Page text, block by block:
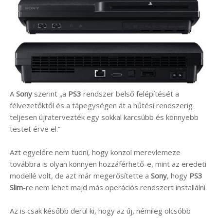
A Sony szerint „a PS3 rendszer belső felépítését a
félvezetőktől és a tápegységen át a hűtési rendszerig
teljesen újratervezték egy sokkal karcsúbb és könnyebb
testet érve el.”
Azt egyelőre nem tudni, hogy konzol merevlemeze
továbbra is olyan könnyen hozzáférhető-e, mint az eredeti
modellé volt, de azt már megerősítette a Sony, hogy PS3
Slim-re nem lehet majd más operációs rendszert installálni.
Az is csak később derül ki, hogy az új, némileg olcsóbb